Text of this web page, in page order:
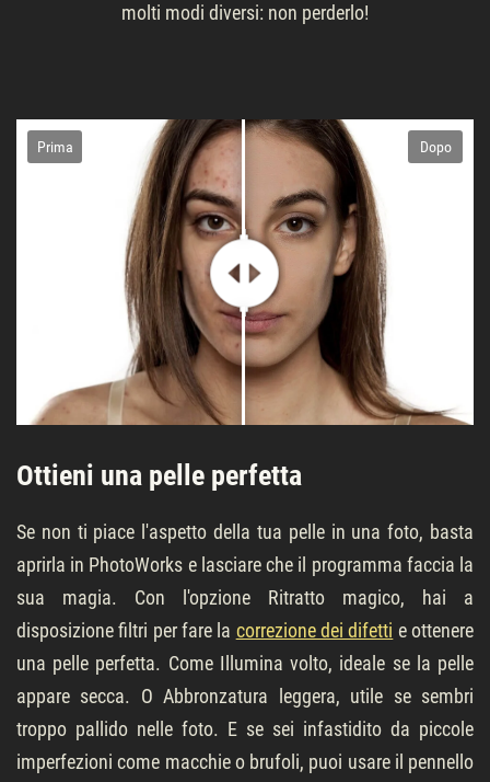
molti modi diversi: non perderlo!
Ottieni una pelle perfetta
Se non ti piace l'aspetto della tua pelle in una foto, basta
aprirla in PhotoWorks e lasciare che il programma faccia la
sua magia. Con l'opzione Ritratto magico, hai a
disposizione filtri per fare la сorrezione dei difetti e ottenere
una pelle perfetta. Come Illumina volto, ideale se la pelle
appare secca. O Abbronzatura leggera, utile se sembri
troppo pallido nelle foto. E se sei infastidito da piccole
imperfezioni come macchie o brufoli, puoi usare il pennello
Prima Dopo